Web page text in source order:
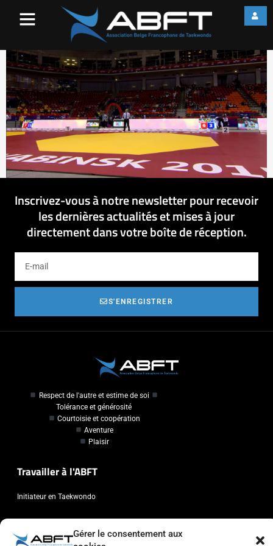
Gérer le consentement aux
14h28m27s355
Inscrivez-vous à notre newsletter pour recevoir
les dernières actualités et mises à jour
directement dans votre boîte de réception.
S'ENREGISTRER
Respect de l'autre et estime de soi
Tolérance et générosité
Courtoisie et coopération
Aventure
Plaisir
Travailler à l'ABFT
Initiateur en Taekwondo